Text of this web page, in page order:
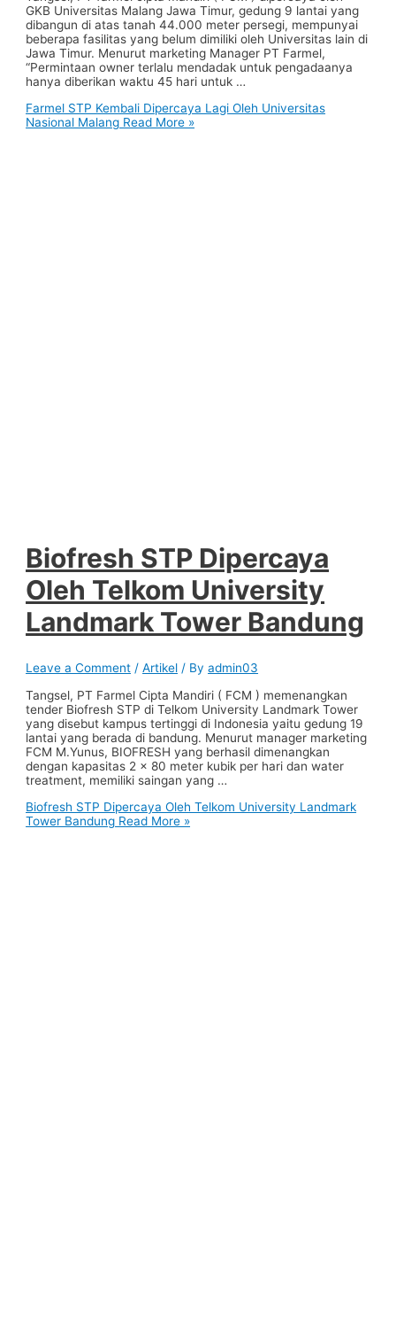
GKB Universitas Malang Jawa Timur, gedung 9 lantai yang
dibangun di atas tanah 44.000 meter persegi, mempunyai
beberapa fasilitas yang belum dimiliki oleh Universitas lain di
Jawa Timur. Menurut marketing Manager PT Farmel,
“Permintaan owner terlalu mendadak untuk pengadaanya
hanya diberikan waktu 45 hari untuk …
Farmel STP Kembali Dipercaya Lagi Oleh Universitas
Nasional Malang Read More »
Biofresh STP Dipercaya
Oleh Telkom University
Landmark Tower Bandung
Leave a Comment /Artikel / Byadmin03
Tangsel, PT Farmel Cipta Mandiri ( FCM ) memenangkan
tender Biofresh STP di Telkom University Landmark Tower
yang disebut kampus tertinggi di Indonesia yaitu gedung 19
lantai yang berada di bandung. Menurut manager marketing
FCM M.Yunus, BIOFRESH yang berhasil dimenangkan
dengan kapasitas 2 x 80 meter kubik per hari dan water
treatment, memiliki saingan yang …
Biofresh STP Dipercaya Oleh Telkom University Landmark
Tower Bandung Read More »